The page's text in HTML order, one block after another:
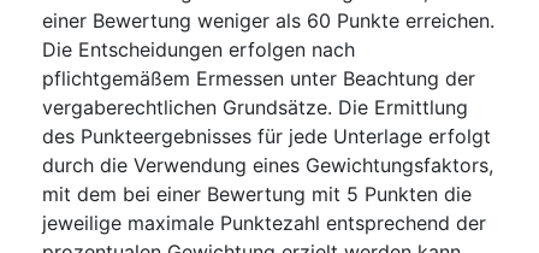
einer Bewertung weniger als 60 Punkte erreichen.
Die Entscheidungen erfolgen nach
pflichtgemäßem Ermessen unter Beachtung der
vergaberechtlichen Grundsätze. Die Ermittlung
des Punkteergebnisses für jede Unterlage erfolgt
durch die Verwendung eines Gewichtungsfaktors,
mit dem bei einer Bewertung mit 5 Punkten die
jeweilige maximale Punktezahl entsprechend der